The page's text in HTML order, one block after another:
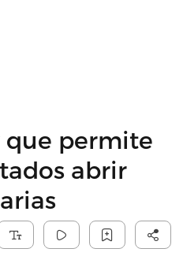
que permite
abrir